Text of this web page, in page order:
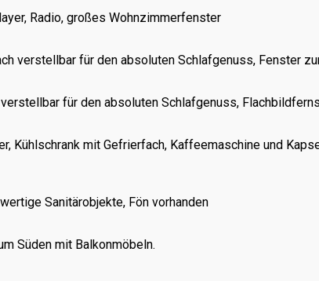
Radio, großes Wohnzimmerfenster
verstellbar für den absoluten Schlafgenuss, Fenster
für den absoluten Schlafgenuss,
Kühlschrank mit Gefrierfach, Kaffeemaschine und
Sanitärobjekte, Fön vorhanden
Süden mit Balkonmöbeln.